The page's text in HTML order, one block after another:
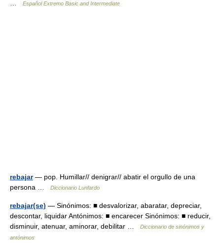
Español Extremo Basic and Intermediate
rebajar— pop. Humillar// denigrar// abatir el orgullo de una
persona …
Diccionario Lunfardo
rebajar(se) — Sinónimos: ■ desvalorizar, abaratar, depreciar,
descontar, liquidar Antónimos: ■ encarecer Sinónimos: ■ reducir,
disminuir, atenuar, aminorar, debilitar …
Diccionario de sinónimos y
antónimos